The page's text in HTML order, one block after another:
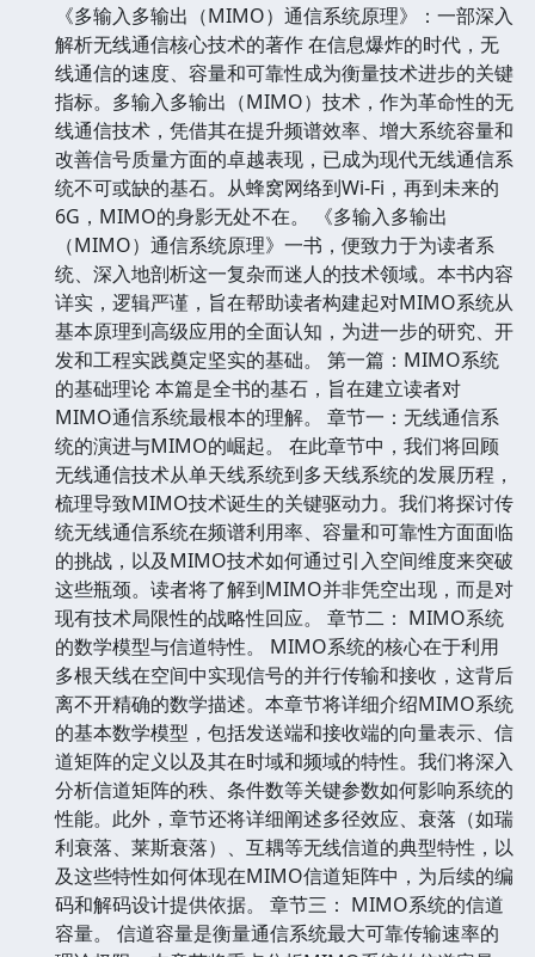
《多输入多输出（MIMO）通信系统原理》：一部深入
解析无线通信核心技术的著作 在信息爆炸的时代，无
线通信的速度、容量和可靠性成为衡量技术进步的关键
指标。多输入多输出（MIMO）技术，作为革命性的无
线通信技术，凭借其在提升频谱效率、增大系统容量和
改善信号质量方面的卓越表现，已成为现代无线通信系
统不可或缺的基石。从蜂窝网络到Wi-Fi，再到未来的
6G，MIMO的身影无处不在。 《多输入多输出
（MIMO）通信系统原理》一书，便致力于为读者系
统、深入地剖析这一复杂而迷人的技术领域。本书内容
详实，逻辑严谨，旨在帮助读者构建起对MIMO系统从
基本原理到高级应用的全面认知，为进一步的研究、开
发和工程实践奠定坚实的基础。 第一篇：MIMO系统
的基础理论 本篇是全书的基石，旨在建立读者对
MIMO通信系统最根本的理解。 章节一：无线通信系
统的演进与MIMO的崛起。 在此章节中，我们将回顾
无线通信技术从单天线系统到多天线系统的发展历程，
梳理导致MIMO技术诞生的关键驱动力。我们将探讨传
统无线通信系统在频谱利用率、容量和可靠性方面面临
的挑战，以及MIMO技术如何通过引入空间维度来突破
这些瓶颈。读者将了解到MIMO并非凭空出现，而是对
现有技术局限性的战略性回应。 章节二： MIMO系统
的数学模型与信道特性。 MIMO系统的核心在于利用
多根天线在空间中实现信号的并行传输和接收，这背后
离不开精确的数学描述。本章节将详细介绍MIMO系统
的基本数学模型，包括发送端和接收端的向量表示、信
道矩阵的定义以及其在时域和频域的特性。我们将深入
分析信道矩阵的秩、条件数等关键参数如何影响系统的
性能。此外，章节还将详细阐述多径效应、衰落（如瑞
利衰落、莱斯衰落）、互耦等无线信道的典型特性，以
及这些特性如何体现在MIMO信道矩阵中，为后续的编
码和解码设计提供依据。 章节三： MIMO系统的信道
容量。 信道容量是衡量通信系统最大可靠传输速率的